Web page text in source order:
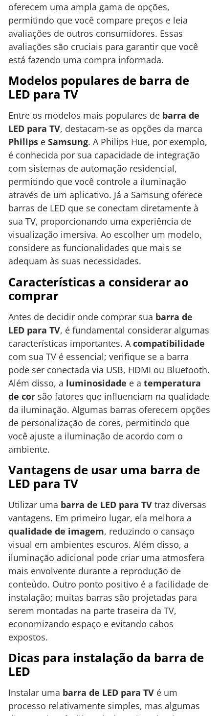
oferecem uma ampla gama de opções,
permitindo que você compare preços e leia
avaliações de outros consumidores. Essas
avaliações são cruciais para garantir que você
está fazendo uma compra informada.
Modelos populares de barra de
LED para TV
Entre os modelos mais populares de barra de
LED para TV, destacam-se as opções da marca
Philips e Samsung. A Philips Hue, por exemplo,
é conhecida por sua capacidade de integração
com sistemas de automação residencial,
permitindo que você controle a iluminação
através de um aplicativo. Já a Samsung oferece
barras de LED que se conectam diretamente à
sua TV, proporcionando uma experiência de
visualização imersiva. Ao escolher um modelo,
considere as funcionalidades que mais se
adequam às suas necessidades.
Características a considerar ao
comprar
Antes de decidir onde comprar sua barra de
LED para TV, é fundamental considerar algumas
características importantes. A compatibilidade
com sua TV é essencial; verifique se a barra
pode ser conectada via USB, HDMI ou Bluetooth.
Além disso, a luminosidade e a temperatura
de cor são fatores que influenciam na qualidade
da iluminação. Algumas barras oferecem opções
de personalização de cores, permitindo que
você ajuste a iluminação de acordo com o
ambiente.
Vantagens de usar uma barra de
LED para TV
Utilizar uma barra de LED para TV traz diversas
vantagens. Em primeiro lugar, ela melhora a
qualidade de imagem, reduzindo o cansaço
visual em ambientes escuros. Além disso, a
iluminação adicional pode criar uma atmosfera
mais envolvente durante a reprodução de
conteúdo. Outro ponto positivo é a facilidade de
instalação; muitas barras são projetadas para
serem montadas na parte traseira da TV,
economizando espaço e evitando cabos
expostos.
Dicas para instalação da barra de
LED
Instalar uma barra de LED para TV é um
processo relativamente simples, mas algumas